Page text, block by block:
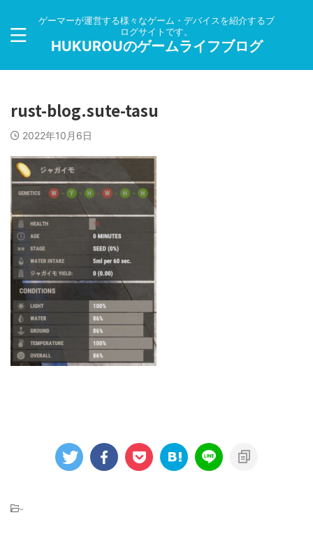
ゲーマーが運営する様々なゲーム・デバイスを紹介するブ
ログサイトです。
HUKUROUのゲームライフブログ
rust-blog.sute-tasu
2022年10月6日
-